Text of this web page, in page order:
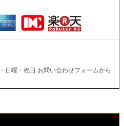
日曜・祝日 お問い合わせフォームから